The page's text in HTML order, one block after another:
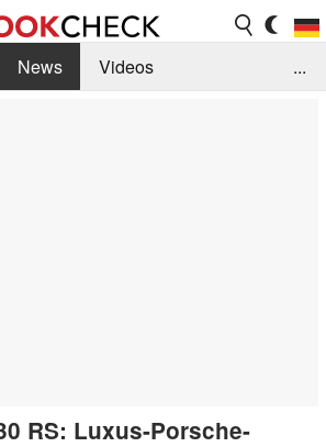
News
Videos
...
RS: Luxus-Porsche-